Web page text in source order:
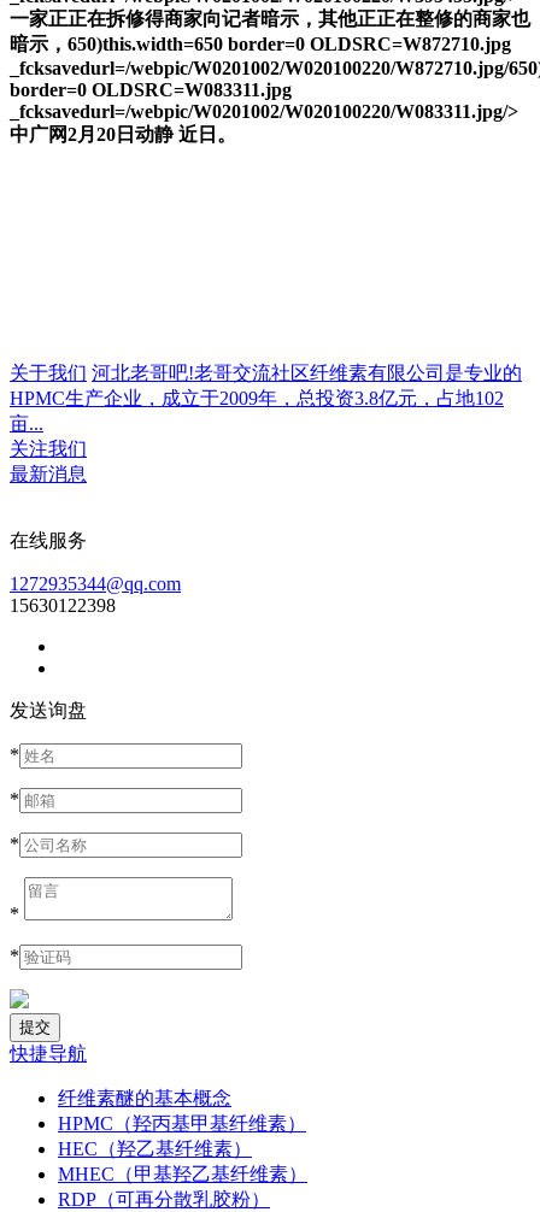
一家正正在拆修得商家向记者暗示，其他正正在整修的商家也
暗示，650)this.width=650 border=0 OLDSRC=W872710.jpg
_fcksavedurl=/webpic/W0201002/W020100220/W872710.jpg/
border=0 OLDSRC=W083311.jpg
_fcksavedurl=/webpic/W0201002/W020100220/W083311.jpg/>
中广网2月20日动静 近日。
关于我们 河北老哥吧!老哥交流社区纤维素有限公司是专业的
HPMC生产企业，成立于2009年，总投资3.8亿元，占地102
亩...
关注我们
最新消息
在线服务
1272935344@qq.com
15630122398
发送询盘
*
*
*
*
*
快捷导航
纤维素醚的基本概念
HPMC（羟丙基甲基纤维素）
HEC（羟乙基纤维素）
MHEC（甲基羟乙基纤维素）
RDP（可再分散乳胶粉）